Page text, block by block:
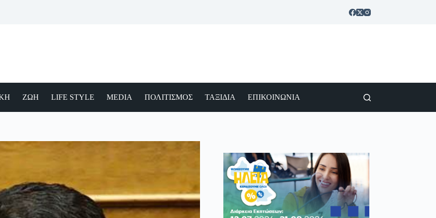
ΖΩΗ LIFE STYLE MEDIA ΠΟΛΙΤΙΣΜΟΣ ΤΑΞΙΔΙΑ ΕΠΙΚΟΙΝΩΝΙΑ